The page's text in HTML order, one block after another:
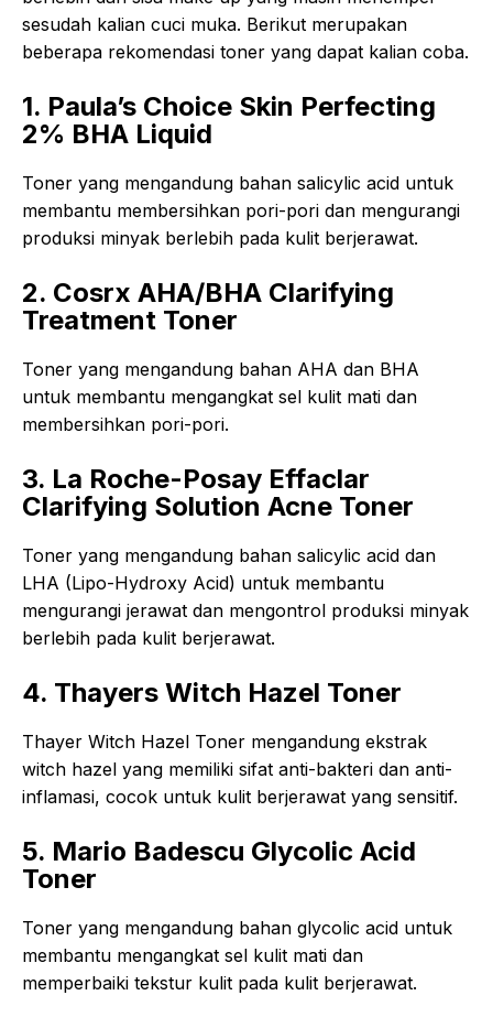
sesudah kalian cuci muka. Berikut merupakan
beberapa rekomendasi toner yang dapat kalian coba.
1. Paula’s Choice Skin Perfecting
2% BHA Liquid
Toner yang mengandung bahan salicylic acid untuk
membantu membersihkan pori-pori dan mengurangi
produksi minyak berlebih pada kulit berjerawat.
2. Cosrx AHA/BHA Clarifying
Treatment Toner
Toner yang mengandung bahan AHA dan BHA
untuk membantu mengangkat sel kulit mati dan
membersihkan pori-pori.
3. La Roche-Posay Effaclar
Clarifying Solution Acne Toner
Toner yang mengandung bahan salicylic acid dan
LHA (Lipo-Hydroxy Acid) untuk membantu
mengurangi jerawat dan mengontrol produksi minyak
berlebih pada kulit berjerawat.
4. Thayers Witch Hazel Toner
Thayer Witch Hazel Toner mengandung ekstrak
witch hazel yang memiliki sifat anti-bakteri dan anti-
inflamasi, cocok untuk kulit berjerawat yang sensitif.
5. Mario Badescu Glycolic Acid
Toner
Toner yang mengandung bahan glycolic acid untuk
membantu mengangkat sel kulit mati dan
memperbaiki tekstur kulit pada kulit berjerawat.